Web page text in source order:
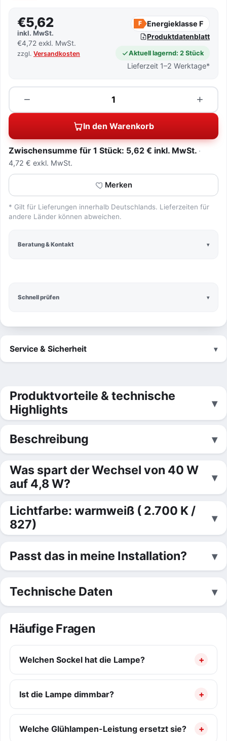
Schnell prüfen
€5,62
inkl. MwSt.
€4,72 exkl. MwSt.
zzgl. Versandkosten
F Energieklasse F
Produktdatenblatt
Aktuell lagernd: 2 Stück
Lieferzeit 1–2 Werktage*
−
Menge +
In den Warenkorb
Zwischensumme für 1 Stück: 5,62 € inkl. MwSt.
4,72 € exkl. MwSt.
Merken
* Gilt für Lieferungen innerhalb Deutschlands. Lieferzeiten für
andere Länder können abweichen.
Beratung & Kontakt
Service & Sicherheit
Produktvorteile & technische
Highlights
Beschreibung
Was spart der Wechsel von 40 W
auf 4,8 W?
Lichtfarbe: warmweiß ( 2.700 K /
827)
Passt das in meine Installation?
Technische Daten
Häufige Fragen
Welchen Sockel hat die Lampe?
Ist die Lampe dimmbar?
Welche Glühlampen-Leistung ersetzt sie?